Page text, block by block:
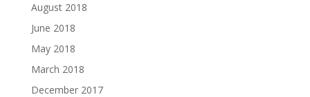
August 2018
June 2018
May 2018
March 2018
December 2017